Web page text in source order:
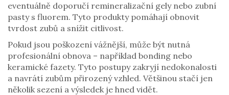
eventuálně doporučí remineralizační gely nebo zubní
pasty s fluorem. Tyto produkty pomáhají obnovit
tvrdost zubů a snížit citlivost.
Pokud jsou poškození vážnější, může být nutná
profesionální obnova – například bonding nebo
keramické fazety. Tyto postupy zakryjí nedokonalosti
a navrátí zubům přirozený vzhled. Většinou stačí jen
několik sezení a výsledek je hned vidět.